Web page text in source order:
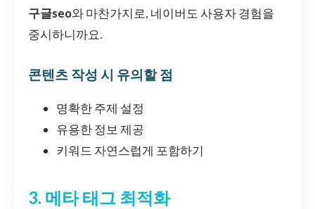
구글seo와 마찬가지로, 네이버도 사용자 경험을
중시하니까요.
콘텐츠 작성 시 유의할 점
명확한 주제 설정
유용한 정보 제공
키워드 자연스럽게 포함하기
3. 메타 태그 최적화